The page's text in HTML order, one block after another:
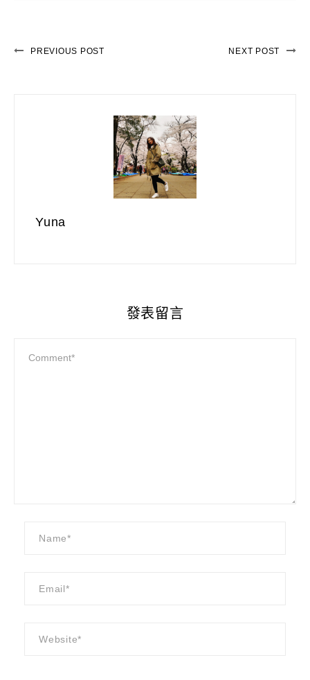
PREVIOUS POST NEXT POST
Yuna
發表留言